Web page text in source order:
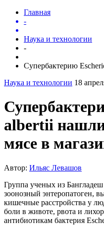
Главная
-
Наука и технологии
-
Супербактерию
Наука и технологии 18
albertii
мясе в
Автор: Ильяс Левашов
Группа ученых из
зоонозный энтеропатоген,
кишечные расстройства у
боли в животе, рвота и
антибиотикам бактерия